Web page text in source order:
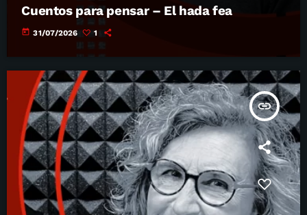
Cuentos para pensar – El hada fea
today 31/07/2026 1
insert_link